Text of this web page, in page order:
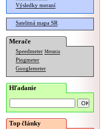
Výsledky meraní
Satelitná mapa SR
Merače
Speedmeter Merania
Pingmeter
Googlemeter
Hľadanie
Top články